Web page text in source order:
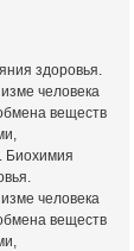
здоровья.
человека
веществ
Биохимия
человека
веществ